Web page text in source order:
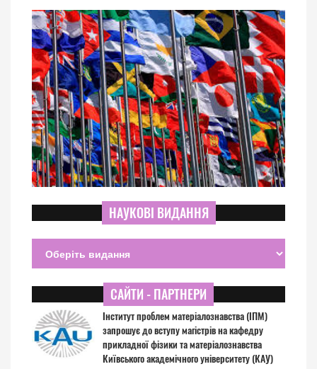
НАУКОВІ ВИДАННЯ
САЙТИ - ПАРТНЕРИ
Інститут проблем матеріалознавства (ІПМ)
запрошує до вступу магістрів на кафедру
прикладної фізики та матеріалознавства
Київського академічного університету (КАУ)